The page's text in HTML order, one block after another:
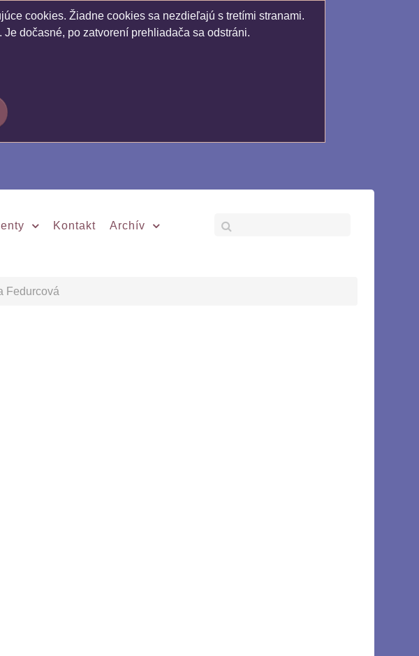
cookies. Žiadne cookies sa nezdieľajú s tretími stranami.
dočasné, po zatvorení prehliadača sa odstráni.
Kontakt Archív
Fedurcová